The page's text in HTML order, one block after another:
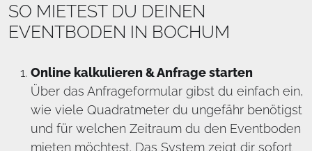
SO MIETEST DU DEINEN
EVENTBODEN IN BOCHUM
Online kalkulieren & Anfrage starten
Über das Anfrageformular gibst du einfach ein,
wie viele Quadratmeter du ungefähr benötigst
und für welchen Zeitraum du den Eventboden
mieten möchtest. Das System zeigt dir sofort